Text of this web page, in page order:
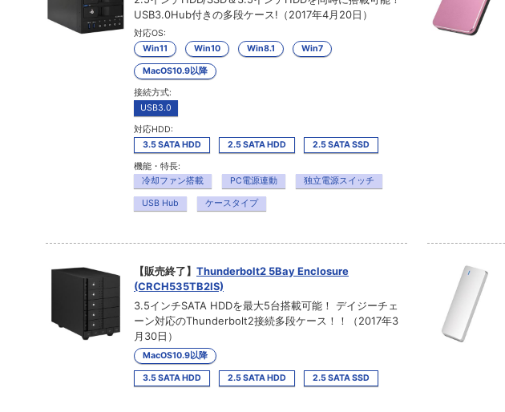
USB3.0Hub付きの多段ケース!（2017年4月20日）
対応OS:
Win11
Win10 Win8.1 Win7
MacOS10.9以降
接続方式:
USB3.0
対応HDD:
3.5 SATA HDD
2.5 SATA HDD 2.5 SATA SSD
機能・特長:
冷却ファン搭載
PC電源連動 独立電源スイッチ
USB Hub ケースタイプ
【販売終了】 Thunderbolt2 5Bay Enclosure
(CRCH535TB2IS)
3.5インチSATA HDDを最大5台搭載可能！ デイジーチェ
ーン対応のThunderbolt2接続多段ケース！！（2017年3
月30日）
MacOS10.9以降
3.5 SATA HDD 2.5 SATA HDD 2.5 SATA SSD